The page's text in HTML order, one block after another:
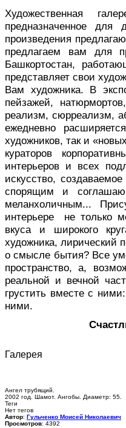
Художественная
предназначенное для
произведения
предлагаем вам для
Башкортостан,
представляет свои
Вам художника. В
пейзажей,
реализм, сюрреализм,
ежедневно
художников, так и
кураторов
интерьеров и всех
искусство,
спорящим и
меланхоличным...
интерьере не только
вкуса и широкого
художника, лирический
о смысле бытия? Все
пространство, а,
реальной и вечной
грустить вместе с
ними.
Галерея
Ангел трубящий.
2002 год. Шамот. Ангобы. Диаметр: 55.
Теги
Нет тегов
Автор: Гульченко Моисей Николаевич
Просмотров: 4392